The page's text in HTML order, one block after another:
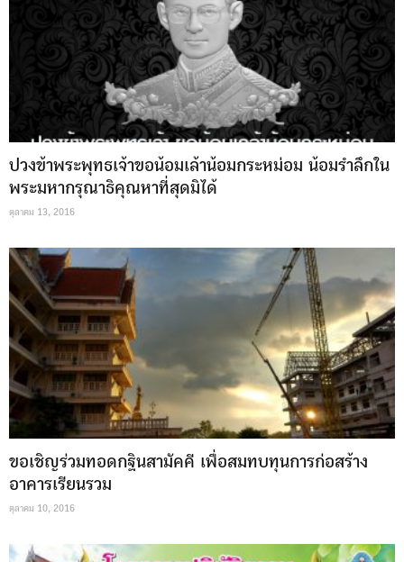
ปวงข้าพระพุทธเจ้าขอน้อมเล้าน้อมกระหม่อม น้อมรำลึกใน
พระมหากรุณาธิคุณหาที่สุดมิได้
ตุลาคม 13, 2016
ขอเชิญร่วมทอดกฐินสามัคคี เพื่อสมทบทุนการก่อสร้าง
อาคารเรียนรวม
ตุลาคม 10, 2016